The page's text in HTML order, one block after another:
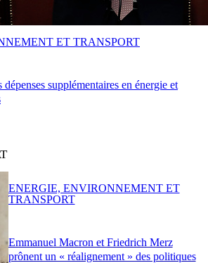
supplémentaires en énergie et
ET TRANSPORT
Emmanuel Macron et Friedrich Merz
prônent un « réalignement » des politiques
ENERGIE, ENVIRONNEMENT ET
TRANSPORT